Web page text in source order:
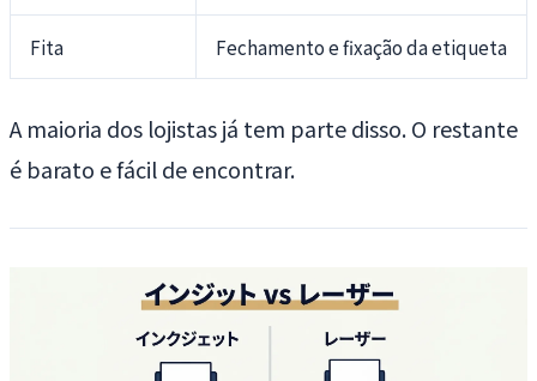
Fita Fechamento e fixação da etiqueta
A maioria dos lojistas já tem parte disso. O restante
é barato e fácil de encontrar.